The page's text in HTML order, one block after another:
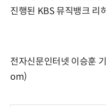
진행된 KBS 뮤직뱅크 리
전자신문인터넷 이승훈
om)